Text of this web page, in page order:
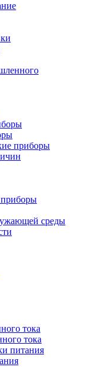
приборы
приборы
среды
тока
тока
питания